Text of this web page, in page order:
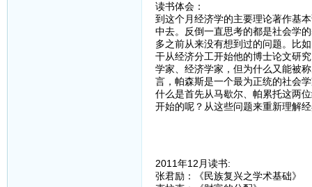
读书体会：
到这个月经济学的主要理论著作基
中去。反倒一直思考的都是社会学
多之前从来没有想到过的问题。比
干从经济分工开始他的博士论文研
学家、经济学家，但为什么又能被
言，帕森斯是一个最为正统的社会
什么是首先从马歇尔、帕累托这两
开始的呢？从这些问题来重新理解
2011年12月读书:
张君励：《民族复兴之学术基础》